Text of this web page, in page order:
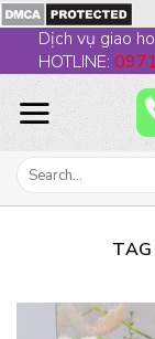
to
Dịch vụ giao
HOTLINE:
Search